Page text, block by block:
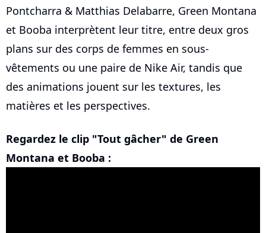
Pontcharra & Matthias Delabarre, Green Montana
et Booba interprètent leur titre, entre deux gros
plans sur des corps de femmes en sous-
vêtements ou une paire de Nike Air, tandis que
des animations jouent sur les textures, les
matières et les perspectives.
Regardez le clip "Tout gâcher" de Green
Montana et Booba :